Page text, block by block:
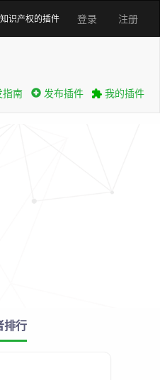
登录 注册
识产权的插件
指南 发布插件 我的插件
排行